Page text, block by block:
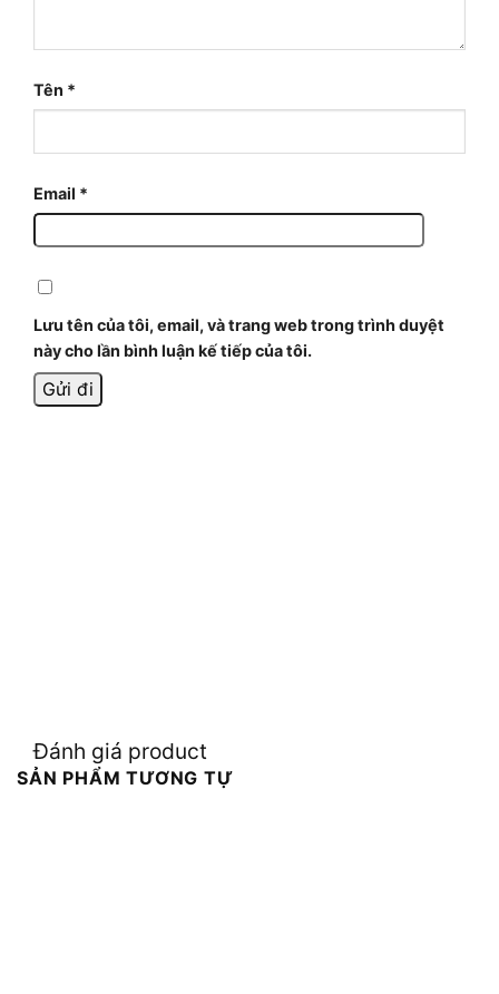
Tên *
Email *
Lưu tên của tôi, email, và trang web trong trình duyệt
này cho lần bình luận kế tiếp của tôi.
Đánh giá product
SẢN PHẨM TƯƠNG TỰ